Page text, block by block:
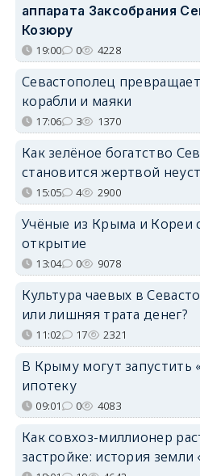
аппарата Заксобрания
Козюру
19:00 0 4228
Севастополец
корабли и маяки
17:06 3 1370
Как зелёное богатство
становится жертвой
15:05 4 2900
Учёные из Крыма и Кореи
открытие
13:04 0 9078
Культура чаевых в
или лишняя трата денег?
11:02 17 2321
В Крыму могут запустить
ипотеку
09:01 0 4083
Как совхоз-миллионер
застройке: история земли